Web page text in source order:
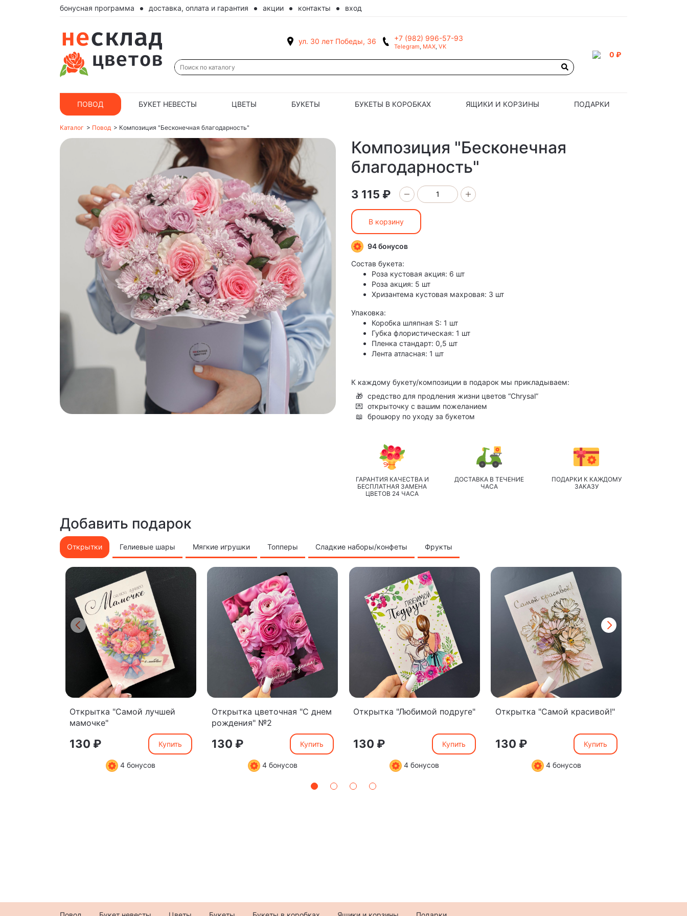
бонусная программа доставка, оплата и гарантия акции контакты вход
ул. 30 лет Победы, 36 +7 (982) 996-57-93
Telegram, MAX, VK
0 ₽
ПОВОД БУКЕТ НЕВЕСТЫ ЦВЕТЫ БУКЕТЫ БУКЕТЫ В КОРОБКАХ ЯЩИКИ И КОРЗИНЫ ПОДАРКИ
Каталог > Повод > Композиция "Бесконечная благодарность"
Композиция "Бесконечная
благодарность"
3 115 ₽
В корзину
94 бонусов
Состав букета:
Роза кустовая акция: 6 шт
Роза акция: 5 шт
Хризантема кустовая махровая: 3 шт
Упаковка:
Коробка шляпная S: 1 шт
Губка флористическая: 1 шт
Пленка стандарт: 0,5 шт
Лента атласная: 1 шт
К каждому букету/композиции в подарок мы прикладываем:
🎁 средство для продления жизни цветов “Chrysal”
💌 открыточку с вашим пожеланием
📖 брошюру по уходу за букетом
ГАРАНТИЯ КАЧЕСТВА И
БЕСПЛАТНАЯ ЗАМЕНА
ЦВЕТОВ 24 ЧАСА
ДОСТАВКА В ТЕЧЕНИЕ
ЧАСА
ПОДАРКИ К КАЖДОМУ
ЗАКАЗУ
Добавить подарок
Открытки Гелиевые шары Мягкие игрушки Топперы Сладкие наборы/конфеты Фрукты
Открытка "Самой лучшей
мамочке"
130 ₽ Купить
4 бонусов
Открытка цветочная "С днем
рождения" №2
130 ₽ Купить
4 бонусов
Открытка "Любимой подруге"
130 ₽ Купить
4 бонусов
Открытка "Самой красивой!"
130 ₽ Купить
4 бонусов